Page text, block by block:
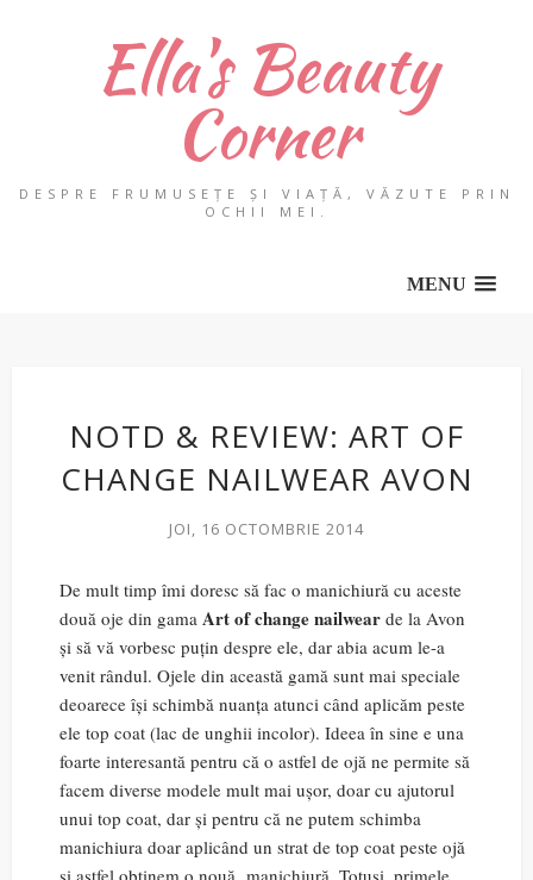
Ella's Beauty
Corner
DESPRE FRUMUSEȚE ȘI VIAȚĂ, VĂZUTE PRIN
OCHII MEI.
MENU
NOTD & REVIEW: ART OF
CHANGE NAILWEAR AVON
JOI, 16 OCTOMBRIE 2014
De mult timp îmi doresc să fac o manichiură cu aceste
două oje din gama Art of change nailwear de la Avon
și să vă vorbesc puțin despre ele, dar abia acum le-a
venit rândul. Ojele din această gamă sunt mai speciale
deoarece își schimbă nuanța atunci când aplicăm peste
ele top coat (lac de unghii incolor). Ideea în sine e una
foarte interesantă pentru că o astfel de ojă ne permite să
facem diverse modele mult mai ușor, doar cu ajutorul
unui top coat, dar și pentru că ne putem schimba
manichiura doar aplicând un strat de top coat peste ojă
și astfel obținem o nouă manichiură. Totuși, primele